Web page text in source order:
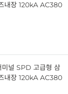
내장 120kA AC380
널 SPD 고급형 삼
내장 120kA AC380